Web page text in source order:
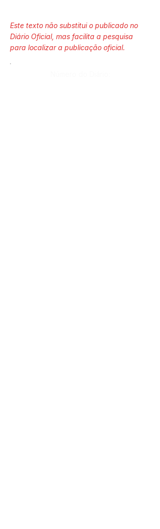
Este texto não substitui o publicado no
Diário Oficial, mas facilita a pesquisa
para localizar a publicação oficial.